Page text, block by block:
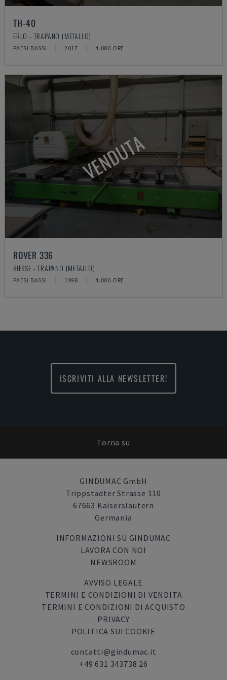
TH-40
ERLO - TRAPANO (METALLO)
PAESI BASSI 2017 4.080 ORE
VENDUTA
ROVER 336
BIESSE - TRAPANO (METALLO)
PAESI BASSI 1998 4.000 ORE
ISCRIVITI ALLA NEWSLETTER!
Torna su
GINDUMAC GmbH
Trippstadter Strasse 110
67663 Kaiserslautern
Germania
INFORMAZIONI SU GINDUMAC
LAVORA CON NOI
NEWSROOM
AVVISO LEGALE
TERMINI E CONDIZIONI DI VENDITA
TERMINI E CONDIZIONI DI ACQUISTO
PRIVACY
POLITICA SUI COOKIE
contatti@gindumac.it
+49 631 343738 26